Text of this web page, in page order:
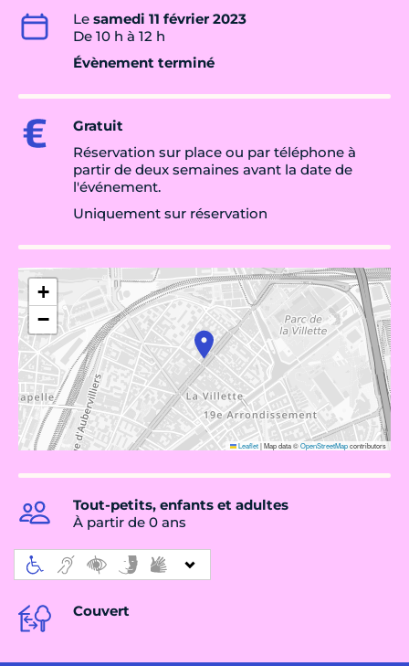
Le samedi 11 février 2023
De 10 h à 12 h
Évènement terminé
Gratuit
Réservation sur place ou par téléphone à
partir de deux semaines avant la date de
l'événement.
Uniquement sur réservation
+
−
Leaflet|Map data ©OpenStreetMapcontributors
Tout-petits, enfants et adultes
À partir de 0 ans
Couvert